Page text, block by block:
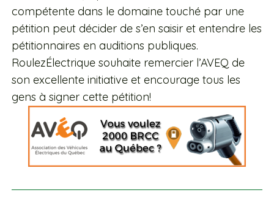
compétente dans le domaine touché par une
pétition peut décider de s’en saisir et entendre les
pétitionnaires en auditions publiques.
RoulezÉlectrique souhaite remercier l’AVEQ de
son excellente initiative et encourage tous les
gens à signer cette pétition!